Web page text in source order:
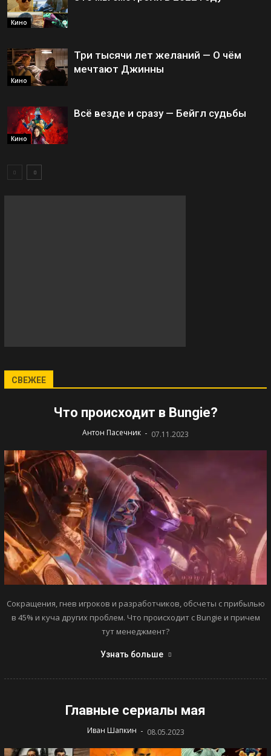
Кино
Кино
Три тысячи лет желаний — О чём
мечтают Джинны
Кино
Всё везде и сразу — Бейгл судьбы
СВЕЖЕЕ
Что происходит в Bungie?
Антон Пасечник - 07.11.2023
Сокращения, гнев игроков и разработчиков, обсчеты с прибылью
в 45% и куча других проблем. Что происходит с Bungie и причем
тут менеджмент?
Узнать больше
Главные сериалы мая
Иван Шапкин - 08.05.2023